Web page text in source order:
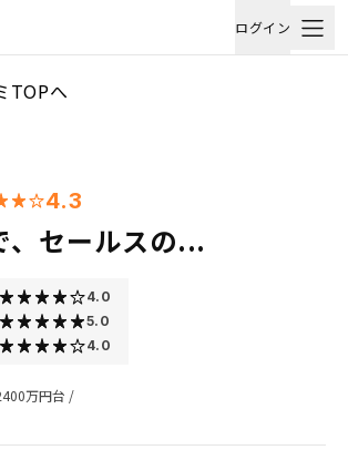
ログイン
TOPへ
4.3
、セールスの...
4.0
5.0
4.0
万円台 /